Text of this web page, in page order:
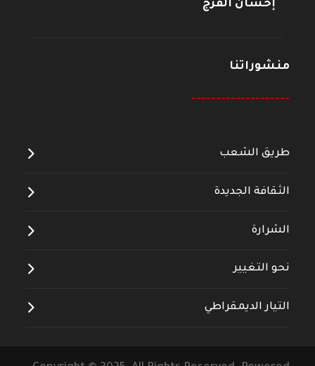
إحسان الفرج
منشوراتنا
--------------------
طريق الشعب
الثقافة الجديدة
الشرارة
نحو التغيير
التيار الديمقراطي